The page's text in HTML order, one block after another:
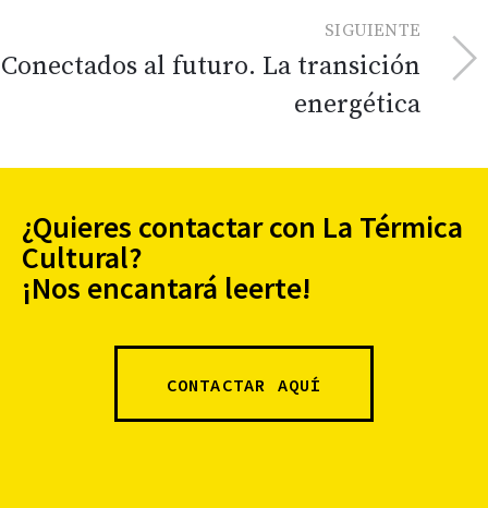
SIGUIENTE
Conectados al futuro. La transición
energética
¿Quieres contactar con La Térmica
Cultural?
¡Nos encantará leerte!
CONTACTAR AQUÍ